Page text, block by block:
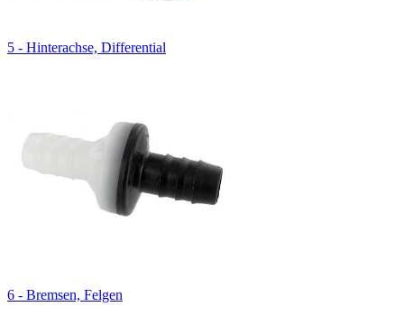
5 - Hinterachse, Differential
6 - Bremsen, Felgen